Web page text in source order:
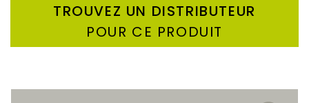
TROUVEZ UN DISTRIBUTEUR
POUR CE PRODUIT